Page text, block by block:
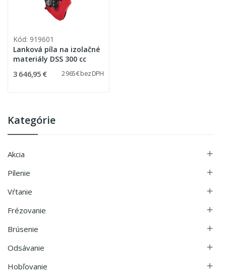
Kategórie
Akcia 
Pílenie 
Vŕtanie 
Frézovanie 
Brúsenie 
Odsávanie 
Hobľovanie 
Kód: 919601
Lanková píla na izolačné
materiály DSS 300 cc
3 646,95 € 2 965 € bez DPH